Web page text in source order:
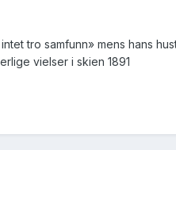
tro samfunn» mens hans
vielser i skien 1891